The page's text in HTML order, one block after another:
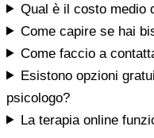
Qual è il costo medio
Come capire se hai
Come faccio a
Esistono opzioni
psicologo?
La terapia online